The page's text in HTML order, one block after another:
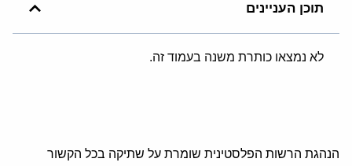
תוכן העניינים
לא נמצאו כותרת משנה בעמוד זה.
הנהגת הרשות הפלסטינית שומרת על שתיקה בכל הקשור